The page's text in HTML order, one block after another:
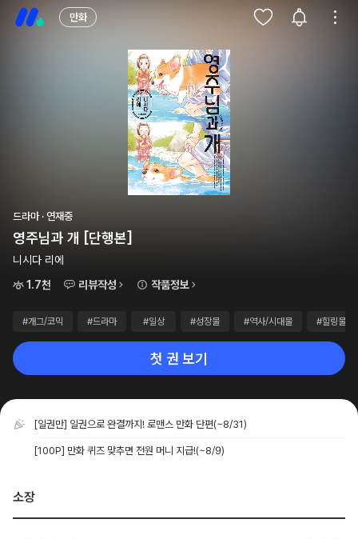
만화
드라마 · 연재중
영주님과 개 [단행본]
니시다 리에
1.7천
리뷰작성 작품정보
#개그/코믹 #드라마 #일상 #성장물 #역사/시대물 #힐링물
첫 권 보기
[일권만] 일권으로 완결까지! 로맨스 만화 단편(~8/31)
[100P] 만화 퀴즈 맞추면 전원 머니 지급!(~8/9)
소장